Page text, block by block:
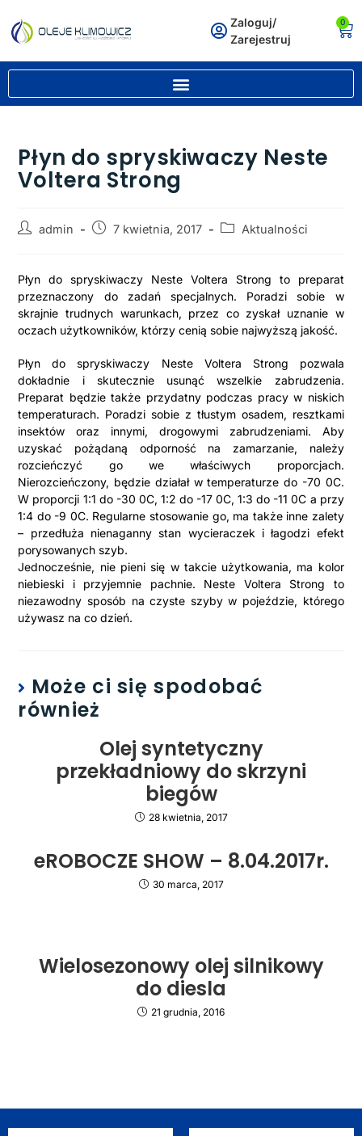
Zaloguj/
Zarejestruj
0
Płyn do spryskiwaczy Neste
Voltera Strong
admin 7 kwietnia, 2017 Aktualności
Płyn do spryskiwaczy Neste Voltera Strong to preparat
przeznaczony do zadań specjalnych. Poradzi sobie w
skrajnie trudnych warunkach, przez co zyskał uznanie w
oczach użytkowników, którzy cenią sobie najwyższą jakość.
Płyn do spryskiwaczy Neste Voltera Strong pozwala
dokładnie i skutecznie usunąć wszelkie zabrudzenia.
Preparat będzie także przydatny podczas pracy w niskich
temperaturach. Poradzi sobie z tłustym osadem, resztkami
insektów oraz innymi, drogowymi zabrudzeniami. Aby
uzyskać pożądaną odporność na zamarzanie, należy
rozcieńczyć go we właściwych proporcjach.
Nierozcieńczony, będzie działał w temperaturze do -70 0C.
W proporcji 1:1 do -30 0C, 1:2 do -17 0C, 1:3 do -11 0C a przy
1:4 do -9 0C. Regularne stosowanie go, ma także inne zalety
– przedłuża nienaganny stan wycieraczek i łagodzi efekt
porysowanych szyb.
Jednocześnie, nie pieni się w takcie użytkowania, ma kolor
niebieski i przyjemnie pachnie. Neste Voltera Strong to
niezawodny sposób na czyste szyby w pojeździe, którego
używasz na co dzień.
Może ci się spodobać
również
Olej syntetyczny
przekładniowy do skrzyni
biegów
28 kwietnia, 2017
eROBOCZE SHOW – 8.04.2017r.
30 marca, 2017
Wielosezonowy olej silnikowy
do diesla
21 grudnia, 2016